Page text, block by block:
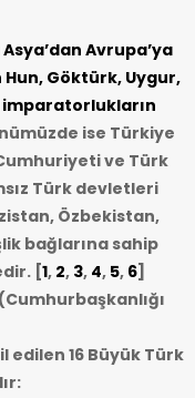
Avrupa’ya
Göktürk, Uygur,
imparatorlukların
ise Türkiye
ve Türk
Türk devletleri
Özbekistan,
bağlarına sahip
[1, 2, 3, 4, 5, 6]
edilen 16 Büyük Türk